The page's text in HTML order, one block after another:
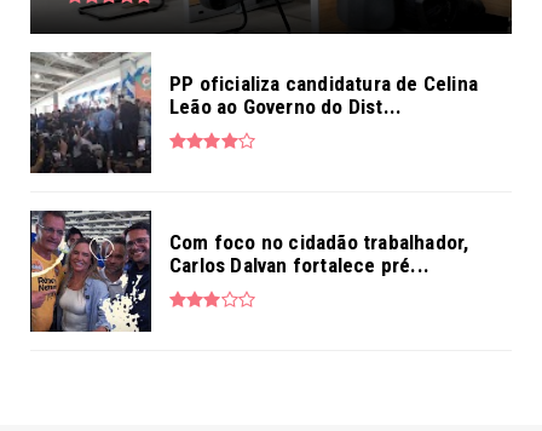
PP oficializa candidatura de Celina
Leão ao Governo do Dist...
Com foco no cidadão trabalhador,
Carlos Dalvan fortalece pré...